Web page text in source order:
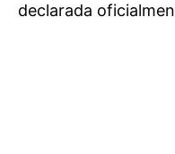
declarada